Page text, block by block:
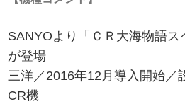
SANYOより「ＣＲ大海物語ス
が登場
三洋／2016年12月導入開始／
CR機